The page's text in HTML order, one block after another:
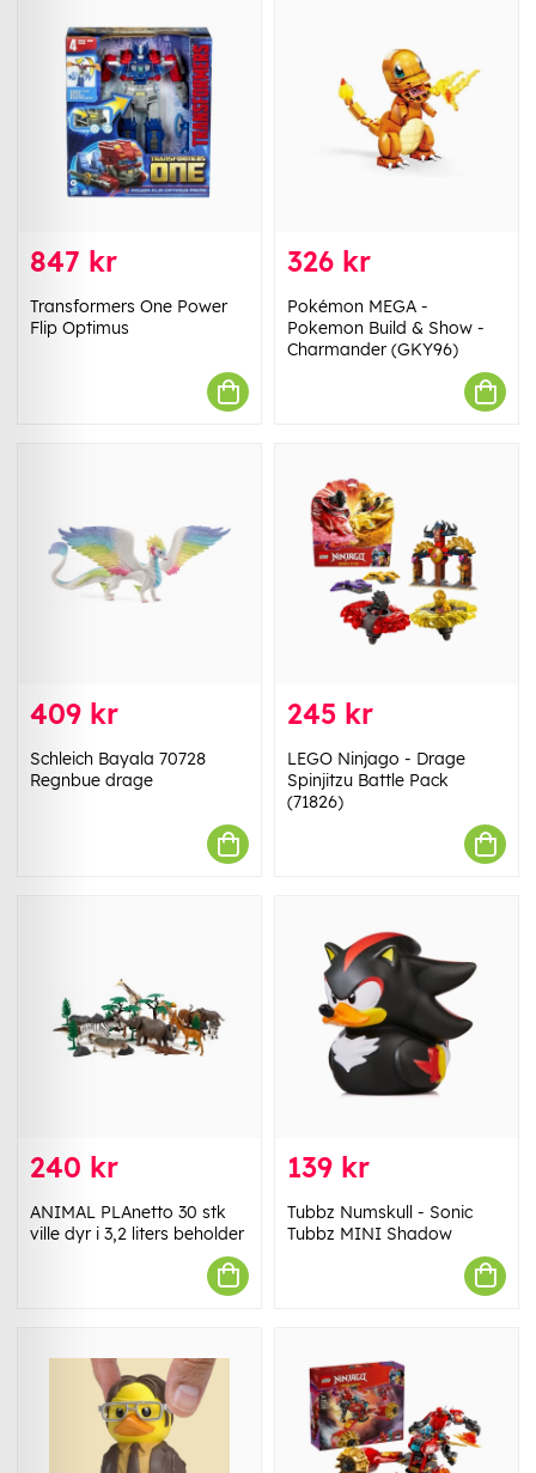
847 kr
Transformers One Power
Flip Optimus
326 kr
Pokémon MEGA -
Pokemon Build & Show -
Charmander (GKY96)
409 kr
Schleich Bayala 70728
Regnbue drage
245 kr
LEGO Ninjago - Drage
Spinjitzu Battle Pack
(71826)
240 kr
ANIMAL PLAnetto 30 stk
ville dyr i 3,2 liters beholder
139 kr
Tubbz Numskull - Sonic
Tubbz MINI Shadow